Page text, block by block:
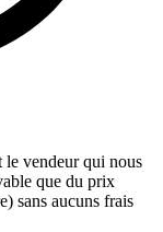
le vendeur qui nous
que du prix
sans aucuns frais